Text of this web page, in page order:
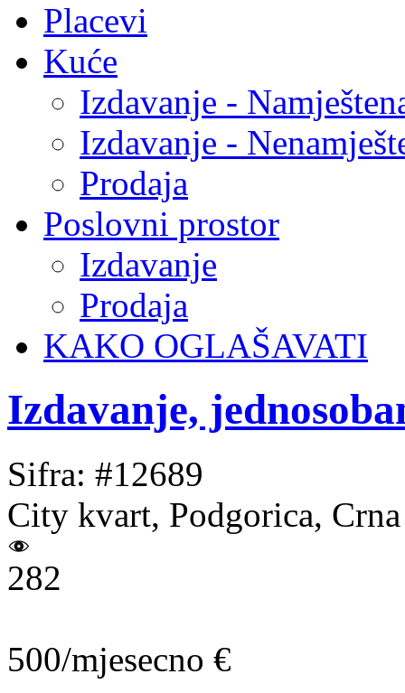
Placevi
Kuće
Izdavanje -
Izdavanje -
Prodaja
Poslovni prostor
Izdavanje
Prodaja
KAKO OGLAŠAVATI
Izdavanje,
Sifra: #12689
City kvart, Podgorica,
282
500/mjesecno €